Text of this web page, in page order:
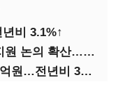
비 3.1%↑
AI 해킹 고도화 속 화이트해커 지원 논의 확산…'버그바운티' 재조명
현대오토에버 3분기 영업익 708억원…전년비 34.8%↑